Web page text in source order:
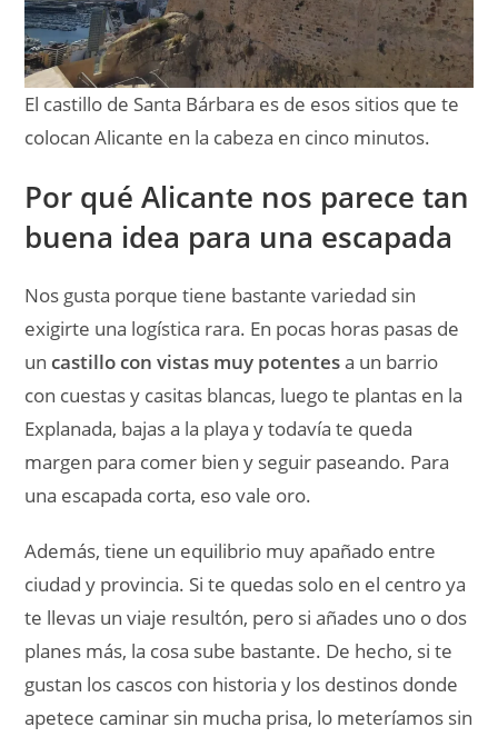
El castillo de Santa Bárbara es de esos sitios que te
colocan Alicante en la cabeza en cinco minutos.
Por qué Alicante nos parece tan
buena idea para una escapada
Nos gusta porque tiene bastante variedad sin
exigirte una logística rara. En pocas horas pasas de
uncastillo con vistas muy potentesa un barrio
con cuestas y casitas blancas, luego te plantas en la
Explanada, bajas a la playa y todavía te queda
margen para comer bien y seguir paseando. Para
una escapada corta, eso vale oro.
Además, tiene un equilibrio muy apañado entre
ciudad y provincia. Si te quedas solo en el centro ya
te llevas un viaje resultón, pero si añades uno o dos
planes más, la cosa sube bastante. De hecho, si te
gustan los cascos con historia y los destinos donde
apetece caminar sin mucha prisa, lo meteríamos sin